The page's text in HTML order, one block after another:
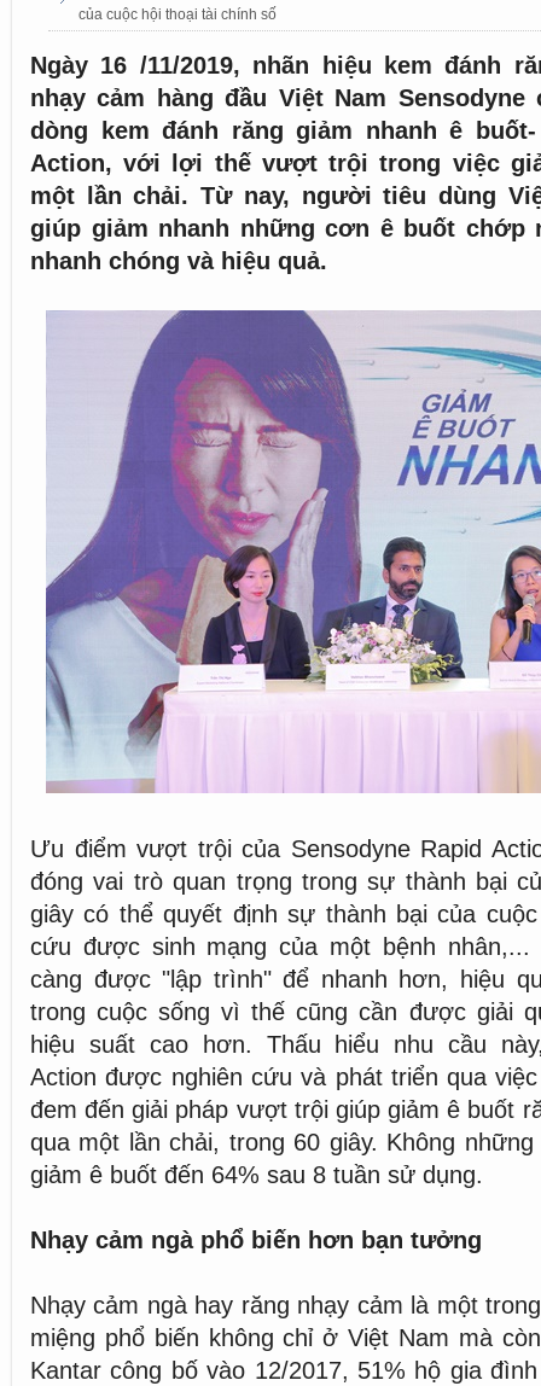
của cuộc hội thoại tài chính số
Ngày 16 /11/2019, nhãn hiệu kem đánh
nhạy cảm hàng đầu Việt Nam
dòng kem đánh răng giảm nhanh ê buốt-
Action, với lợi thế vượt trội trong việc
một lần chải. Từ nay, người tiêu dùng
giúp giảm nhanh những cơn ê buốt chớp
nhanh chóng và hiệu quả.
Ưu điểm vượt trội của Sensodyne Rapid
đóng vai trò quan trọng trong sự thành bại
giây có thể quyết định sự thành bại của
cứu được sinh mạng của một bệnh nhân,...
càng được "lập trình" để nhanh hơn, hiệu
trong cuộc sống vì thế cũng cần được giải
hiệu suất cao hơn. Thấu hiểu nhu cầu
Action được nghiên cứu và phát triển qua
đem đến giải pháp vượt trội giúp giảm ê buốt
qua một lần chải, trong 60 giây. Không
giảm ê buốt đến 64% sau 8 tuần sử dụng.
Nhạy cảm ngà phổ biến hơn bạn tưởng
Nhạy cảm ngà hay răng nhạy cảm là một
miệng phổ biến không chỉ ở Việt Nam mà
Kantar công bố vào 12/2017, 51% hộ gia